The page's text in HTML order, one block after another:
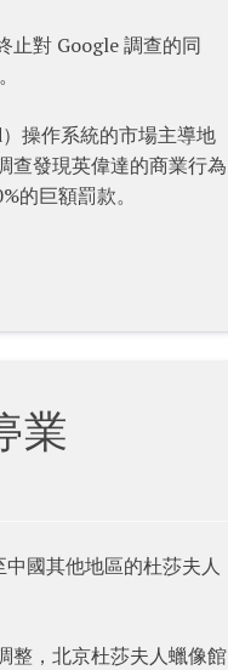
止對 Google 調查的同
操作系統的市場主導地
查發現英偉達的商業行為
的巨額罰款。
業
國其他地區的杜莎夫人
整，北京杜莎夫人蠟像館